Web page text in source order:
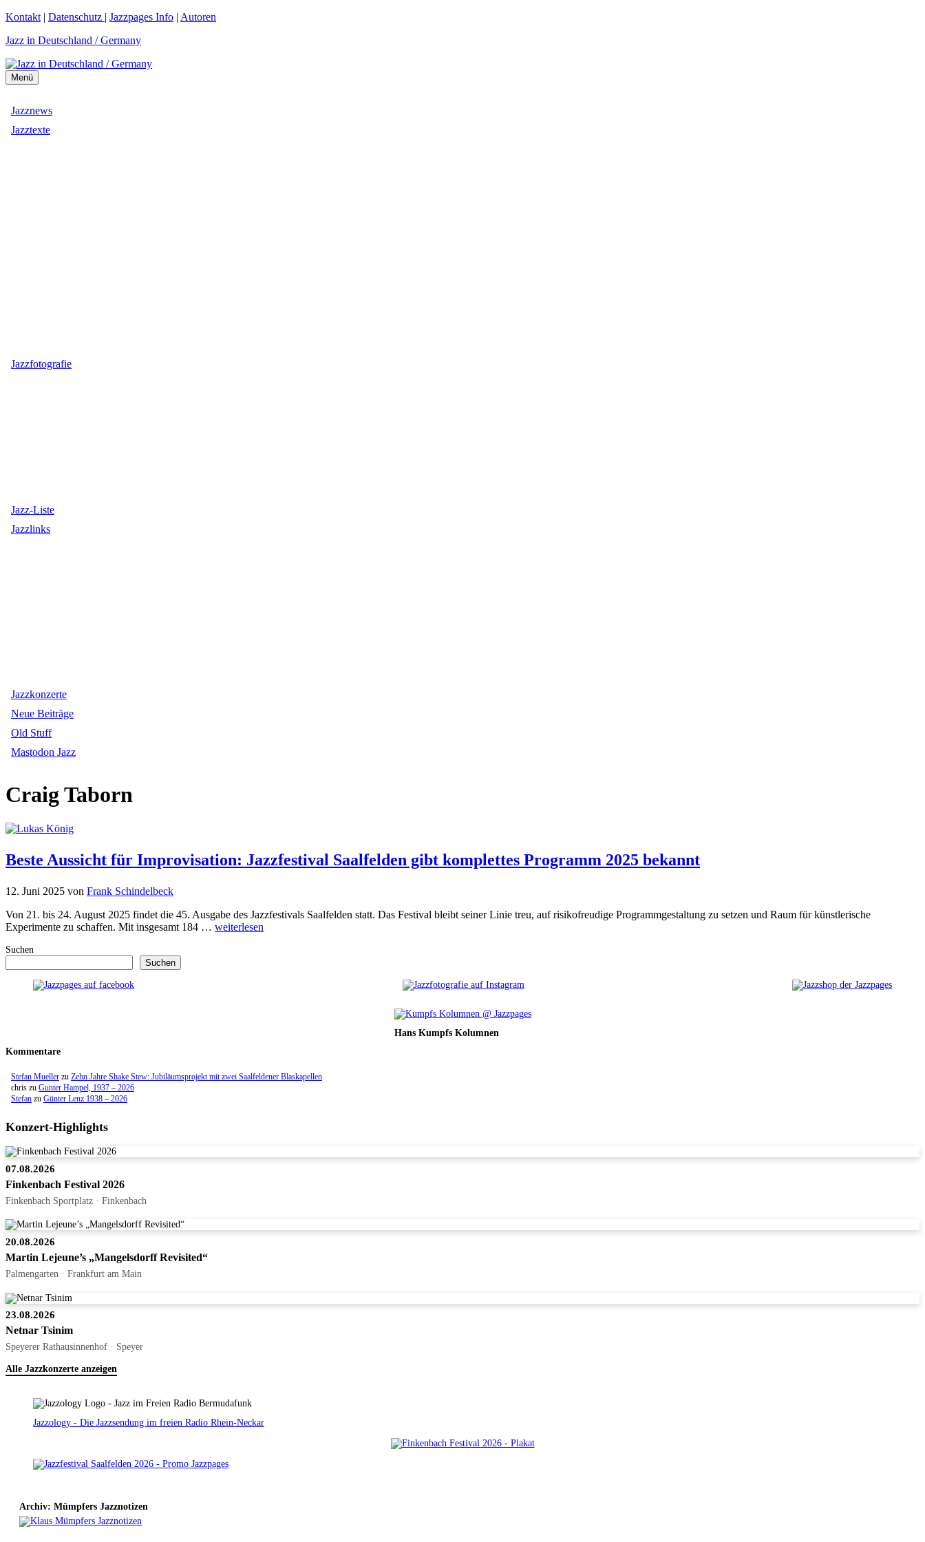
Zum
springen
Kontakt | Datenschutz | Jazzpages Info | Autoren
Jazz in Deutschland / Germany
Menü
Jazznews
Jazztexte
Jazzfotografie
Jazz-Liste
Jazzlinks
Jazzkonzerte
Neue Beiträge
Old Stuff
Mastodon Jazz
Craig Taborn
Beste Aussicht für Improvisation: Jazzfestival Saalfelden gibt komplettes Programm 2025 bekannt
12. Juni 2025 von Frank Schindelbeck
Von 21. bis 24. August 2025 findet die 45. Ausgabe des Jazzfestivals Saalfelden statt. Das Festival bleibt seiner Linie treu, auf risikofreudige Programmgestaltung zu setzen und Raum für künstlerische
Experimente zu schaffen. Mit insgesamt 184 … weiterlesen
Suchen
Suchen
Hans Kumpfs Kolumnen
Kommentare
Stefan Mueller zu Zehn Jahre Shake Stew: Jubiläumsprojekt mit zwei Saalfeldener Blaskapellen
chris zu Gunter Hampel, 1937 – 2026
Stefan zu Günter Lenz 1938 – 2026
Konzert-Highlights
07.08.2026
Finkenbach Festival 2026
Finkenbach Sportplatz · Finkenbach
20.08.2026
Martin Lejeune’s „Mangelsdorff Revisited“
Palmengarten · Frankfurt am Main
23.08.2026
Netnar Tsinim
Speyerer Rathausinnenhof · Speyer
Alle Jazzkonzerte anzeigen
Jazzology - Die Jazzsendung im freien Radio Rhein-Neckar
Archiv: Mümpfers Jazznotizen